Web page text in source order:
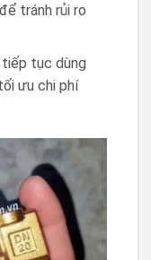
tránh rủi ro
tiếp tục dùng
ưu chi phí